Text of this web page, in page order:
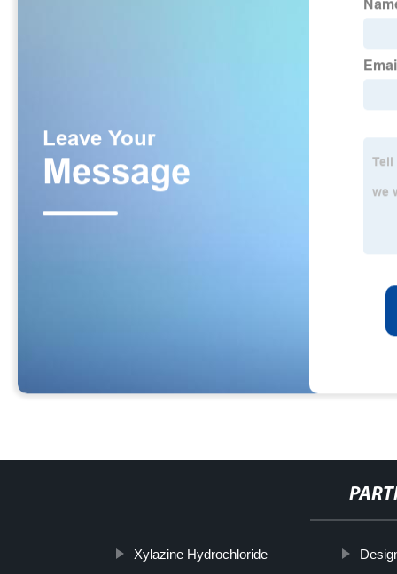
Xylazine Hydrochloride